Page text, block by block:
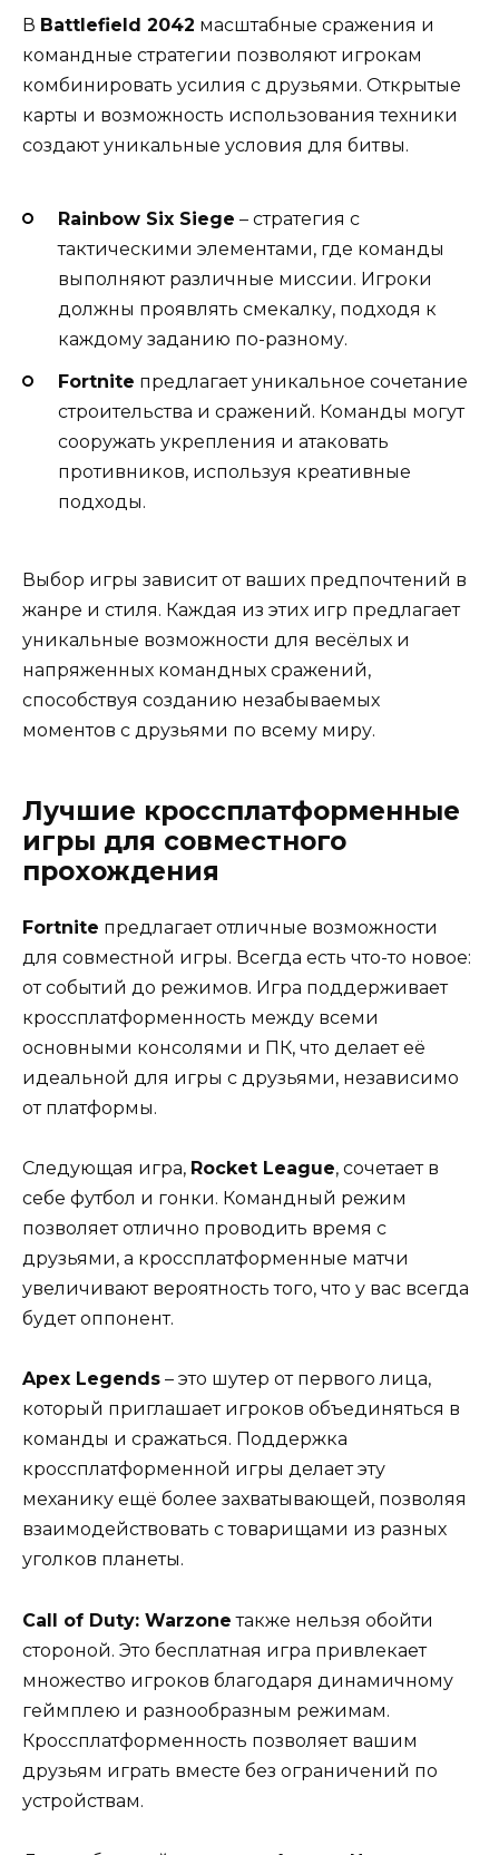
В Battlefield 2042 масштабные сражения и
командные стратегии позволяют игрокам
комбинировать усилия с друзьями. Открытые
карты и возможность использования техники
создают уникальные условия для битвы.
Rainbow Six Siege – стратегия с
тактическими элементами, где команды
выполняют различные миссии. Игроки
должны проявлять смекалку, подходя к
каждому заданию по-разному.
Fortnite предлагает уникальное сочетание
строительства и сражений. Команды могут
сооружать укрепления и атаковать
противников, используя креативные
подходы.
Выбор игры зависит от ваших предпочтений в
жанре и стиля. Каждая из этих игр предлагает
уникальные возможности для весёлых и
напряженных командных сражений,
способствуя созданию незабываемых
моментов с друзьями по всему миру.
Лучшие кроссплатформенные
игры для совместного
прохождения
Fortnite предлагает отличные возможности
для совместной игры. Всегда есть что-то новое:
от событий до режимов. Игра поддерживает
кроссплатформенность между всеми
основными консолями и ПК, что делает её
идеальной для игры с друзьями, независимо
от платформы.
Следующая игра, Rocket League, сочетает в
себе футбол и гонки. Командный режим
позволяет отлично проводить время с
друзьями, а кроссплатформенные матчи
увеличивают вероятность того, что у вас всегда
будет оппонент.
Apex Legends – это шутер от первого лица,
который приглашает игроков объединяться в
команды и сражаться. Поддержка
кроссплатформенной игры делает эту
механику ещё более захватывающей, позволяя
взаимодействовать с товарищами из разных
уголков планеты.
Call of Duty: Warzone также нельзя обойти
стороной. Это бесплатная игра привлекает
множество игроков благодаря динамичному
геймплею и разнообразным режимам.
Кроссплатформенность позволяет вашим
друзьям играть вместе без ограничений по
устройствам.